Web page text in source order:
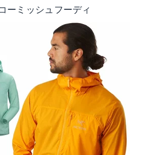
ーミッシュフーディ